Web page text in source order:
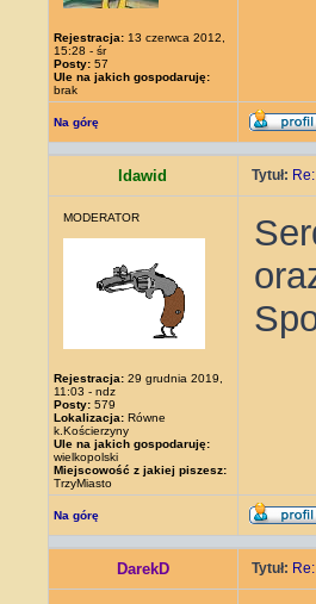
Rejestracja: 13 czerwca 2012,
15:28 - śr
Posty: 57
Ule na jakich gospodaruję:
brak
Na górę
ldawid Tytuł:
MODERATOR
Rejestracja: 29 grudnia 2019,
11:03 - ndz
Posty: 579
Lokalizacja: Równe
k.Kościerzyny
Ule na jakich gospodaruję:
wielkopolski
Miejscowość z jakiej piszesz:
TrzyMiasto
Na górę
DarekD Tytuł: